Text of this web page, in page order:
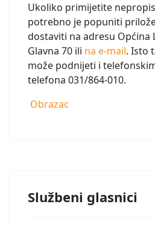
Ukoliko primijetite
potrebno je popuniti
dostaviti na adresu Općina
Glavna 70 ili na e-mail. Isto
može podnijeti i
telefona 031/864-010.
Obrazac
Službeni glasnici